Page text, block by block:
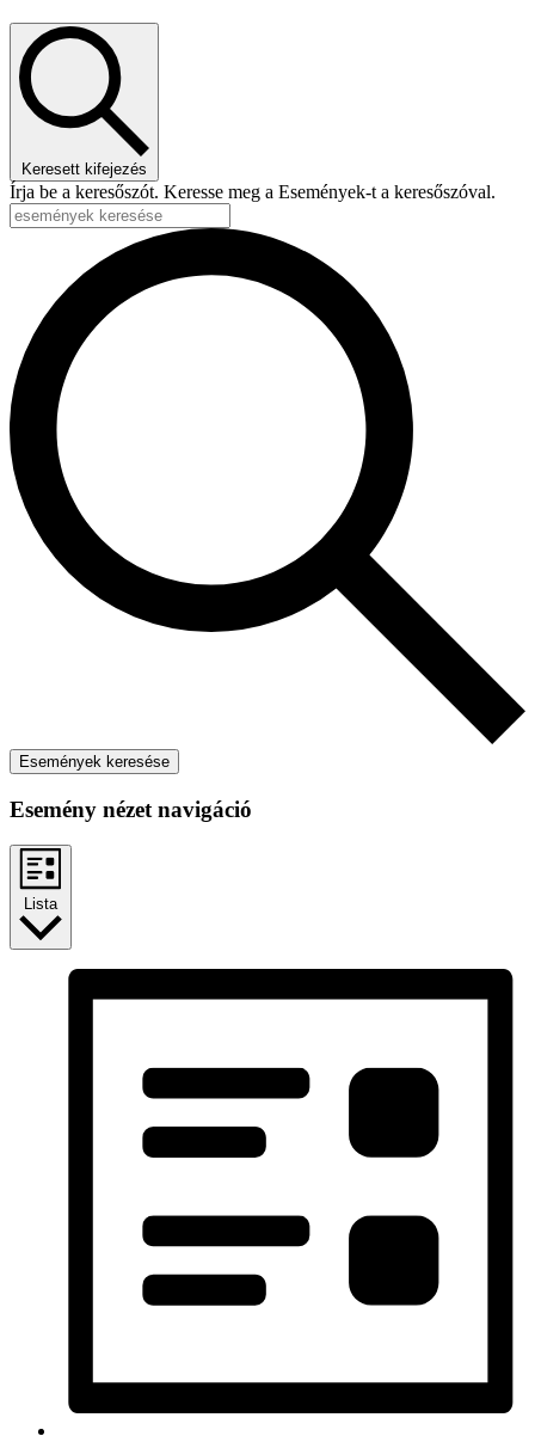
Keresett kifejezés
Írja be a keresőszót. Keresse meg a Események-t a keresőszóval.
Események keresése
Esemény nézet navigáció
Lista